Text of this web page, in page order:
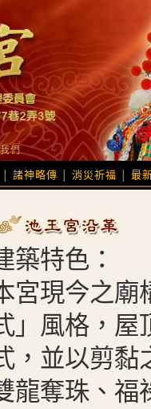
們
諸神略傳 消災祈福 最
築特色：
宮現今之廟
」風格，屋
，並以剪黏
龍奪珠、福